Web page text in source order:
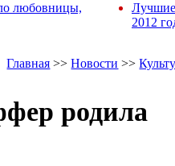
любовницы,
Лучшие
2012
Главная >>Новости >>
родила